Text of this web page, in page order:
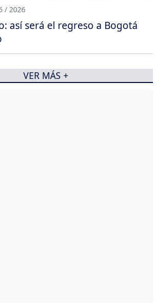
/ 2026
así será el regreso a Bogotá
VER MÁS +